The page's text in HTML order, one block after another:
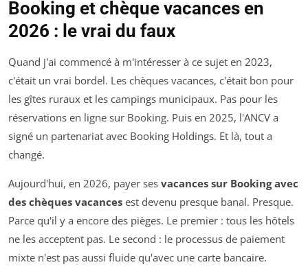
Booking et chèque vacances en
2026 : le vrai du faux
Quand j'ai commencé à m'intéresser à ce sujet en 2023,
c'était un vrai bordel. Les chèques vacances, c'était bon pour
les gîtes ruraux et les campings municipaux. Pas pour les
réservations en ligne sur Booking. Puis en 2025, l'ANCV a
signé un partenariat avec Booking Holdings. Et là, tout a
changé.
Aujourd'hui, en 2026, payer ses vacances sur Booking avec
des chèques vacances est devenu presque banal. Presque.
Parce qu'il y a encore des pièges. Le premier : tous les hôtels
ne les acceptent pas. Le second : le processus de paiement
mixte n'est pas aussi fluide qu'avec une carte bancaire.